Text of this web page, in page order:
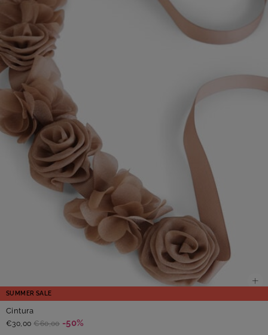
SUMMER SALE
Cintura
€30,00 €60,00 -50%